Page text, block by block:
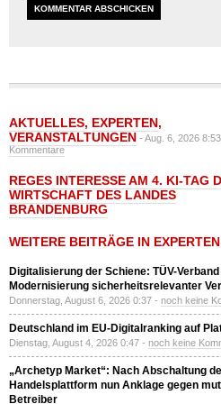
AKTUELLES, EXPERTEN,
VERANSTALTUNGEN - Aug. 6, 2026
Kommentare
REGES INTERESSE AM 4. KI-TAG
WIRTSCHAFT DES LANDES
BRANDENBURG
WEITERE BEITRÄGE IN EXPERTEN
Digitalisierung der Schiene: TÜV-
Modernisierung sicherheitsrelevanter
Donnerstag, August 6, 2026 0:37 - noch keine
Deutschland im EU-Digitalranking auf
Dienstag, August 4, 2026 0:47 - noch keine
„Archetyp Market“: Nach Abschaltung
Handelsplattform nun Anklage gegen
Betreiber